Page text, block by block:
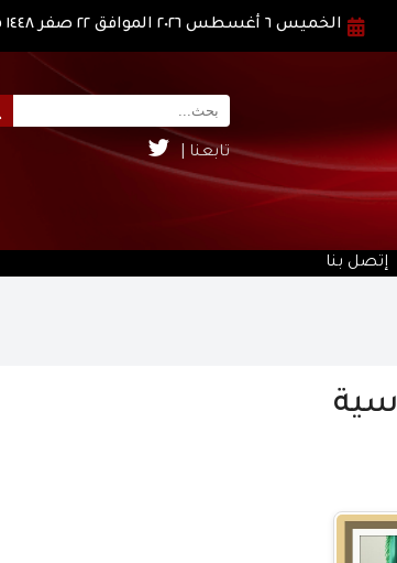
الخميس ٦ أغسطس ٢٠٢٦ الموافق ٢٢ صفر ١٤٤٨ هـ
تابعنا |
إتصل بنا